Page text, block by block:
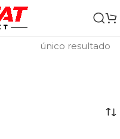
único resultado